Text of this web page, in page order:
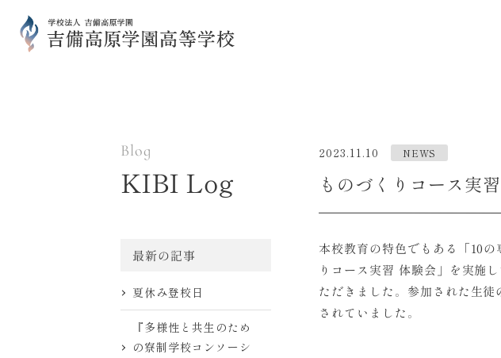
Blog
KIBI Log
最新の記事
夏休み登校日
『多様性と共生のため
の寮制学校コンソーシ
2023.11.10 NEWS
ものづくりコース実
本校教育の特色でもある「10
りコース実習 体験会」を実施
ただきました。参加された生
されていました。